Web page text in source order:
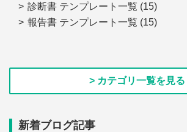
診断書 テンプレート一覧 (15)
報告書 テンプレート一覧 (15)
> カテゴリ一覧を見る
新着ブログ記事